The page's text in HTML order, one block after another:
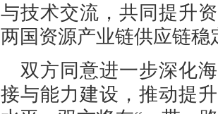
与技术交流，共同提升
两国资源产业链供应链稳
双方同意进一步深化
接与能力建设，推动提